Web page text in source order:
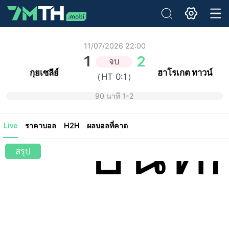
รหัสผ่านเดิม:
รหัสผ่านใหม่:
บันทึ
กุยเซลีย์
11/07/2026 22:00
1
จบ
（HT 0:1）
2
90 นาที 1-2
ฮาโรเกต ทาวน์
Live ราคาบอล H2H ผลบอลที่คาด
สรุป